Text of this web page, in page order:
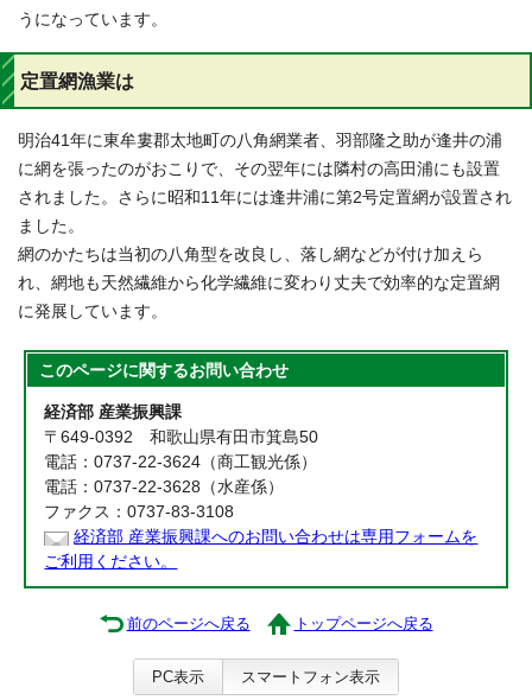
うになっています。
定置網漁業は
明治41年に東牟婁郡太地町の八角網業者、羽部隆之助が逢井の浦
に網を張ったのがおこりで、その翌年には隣村の高田浦にも設置
されました。さらに昭和11年には逢井浦に第2号定置網が設置され
ました。
網のかたちは当初の八角型を改良し、落し網などが付け加えら
れ、網地も天然繊維から化学繊維に変わり丈夫で効率的な定置網
に発展しています。
このページに関するお問い合わせ
経済部 産業振興課
〒649-0392 和歌山県有田市箕島50
電話：0737-22-3624（商工観光係）
電話：0737-22-3628（水産係）
ファクス：0737-83-3108
経済部 産業振興課へのお問い合わせは専用フォームを
ご利用ください。
前のページへ戻る トップページへ戻る
PC表示 スマートフォン表示